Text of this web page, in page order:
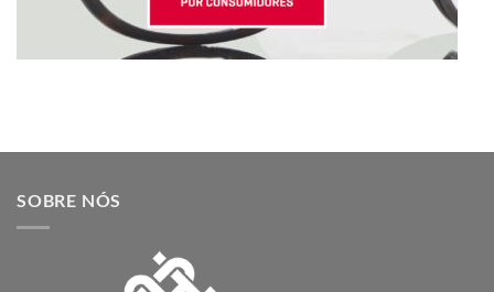
SOBRE NÓS